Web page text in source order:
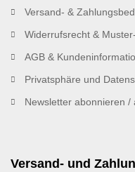
Versand- &
Widerrufsrecht &
AGB &
Privatsphäre und
Newsletter abonnieren /
Versand- und